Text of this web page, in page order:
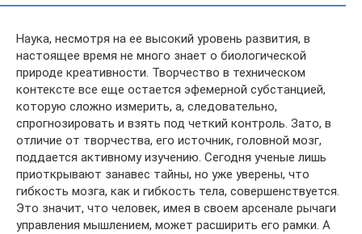
Наука, несмотря на ее высокий уровень развития, в
настоящее время не много знает о биологической
природе креативности. Творчество в техническом
контексте все еще остается эфемерной субстанцией,
которую сложно измерить, а, следовательно,
спрогнозировать и взять под четкий контроль. Зато, в
отличие от творчества, его источник, головной мозг,
поддается активному изучению. Сегодня ученые лишь
приоткрывают занавес тайны, но уже уверены, что
гибкость мозга, как и гибкость тела, совершенствуется.
Это значит, что человек, имея в своем арсенале рычаги
управления мышлением, может расширить его рамки. А